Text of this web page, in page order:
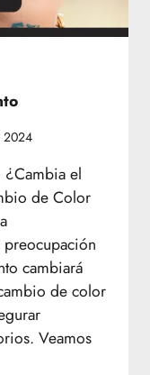
2024
el
de Color
cambiará
de color
Veamos